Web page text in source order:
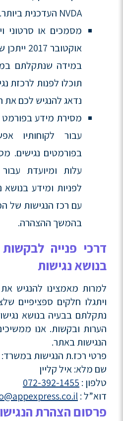
NVDA העדכנית ביותר.
מסמכים או סרטוני
אוקטובר
במידה שנתקלתם
תוכלו לפנות לרכזת
נדאג להנגיש לכם את
מסירת מידע
עבור לקוחותיו
בפורמטים נגישים.
עלות ומיועדת
לפניות ומידע בנושא
עם רכז הנגישות של
בהמשך ההצהרה.
דרכי פנייה
בנושא נגישות
למרות מאמצינו להנגיש
ויתגלו חלקים ספציפיים
נתקלתם בבעיה בנושא
הערות ובקשות. אנו
הנגישות באתר.
פרטי רכז.ת הנגישות במשרד:
שם מלא: איל קליין
טלפון : 072-392-1455
דוא”ל :
פרסום הצהרת